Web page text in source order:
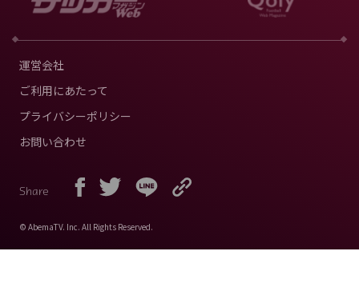
運営会社
ご利用にあたって
プライバシーポリシー
お問い合わせ
Share
© AbemaTV. Inc. All Rights Reserved.